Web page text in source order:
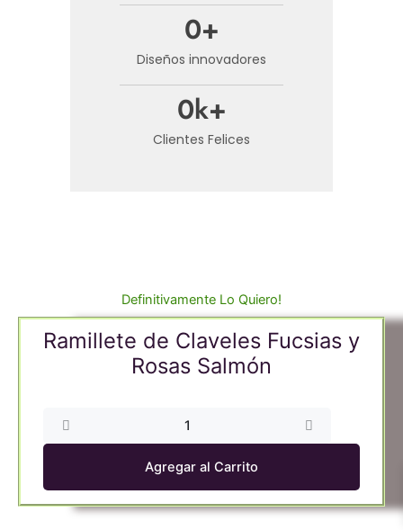
Diseños innovadores
0+
Clientes Felices
0k+
Definitivamente Lo Quiero!
Ramillete de Claveles Fucsias y
Rosas Salmón
y
Agregar al Carrito